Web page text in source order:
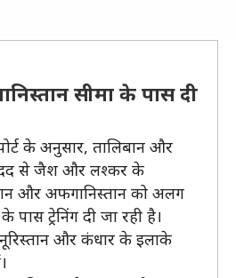
सीमा के पास दी
के अनुसार, तालिबान और
से जैश और लश्कर के
और अफगानिस्तान को अलग
पास ट्रेनिंग दी जा रही है।
और कंधार के इलाके